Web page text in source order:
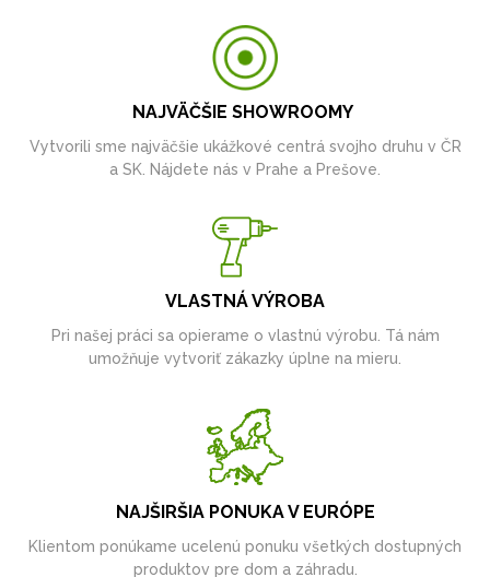
NAJVÄČŠIE SHOWROOMY
Vytvorili sme najväčšie ukážkové centrá svojho druhu v ČR
a SK. Nájdete nás v Prahe a Prešove.
VLASTNÁ VÝROBA
Pri našej práci sa opierame o vlastnú výrobu. Tá nám
umožňuje vytvoriť zákazky úplne na mieru.
NAJŠIRŠIA PONUKA V EURÓPE
Klientom ponúkame ucelenú ponuku všetkých dostupných
produktov pre dom a záhradu.